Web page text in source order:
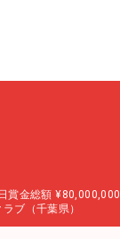
賞金総額 ¥80,000,000
ブ（千葉県）